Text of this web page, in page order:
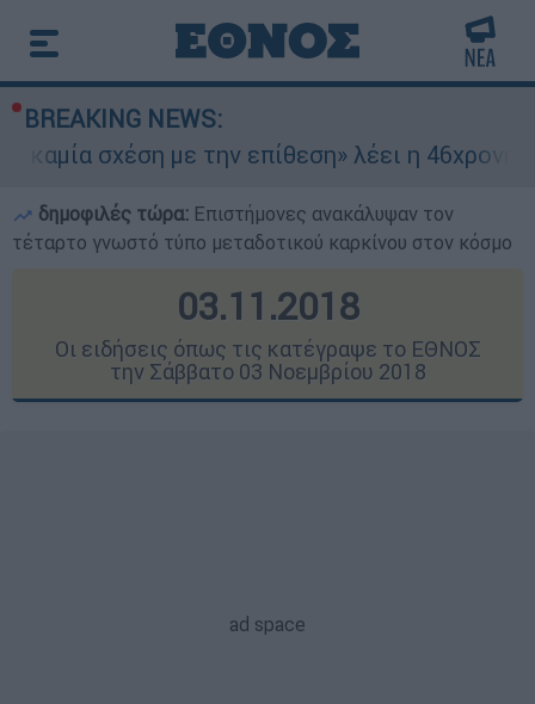
BREAKING NEWS:
την επίθεση» λέει η 46χρονη - Τι αποκάλυψε
δημοφιλές τώρα: Επιστήμονες ανακάλυψαν τον
τέταρτο γνωστό τύπο μεταδοτικού καρκίνου στον κόσμο
03.11.2018
Οι ειδήσεις όπως τις κατέγραψε το ΕΘΝΟΣ
την Σάββατο 03 Νοεμβρίου 2018